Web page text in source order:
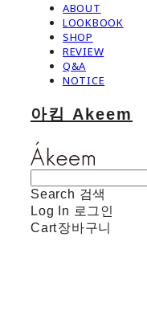
ABOUT
LOOKBOOK
SHOP
REVIEW
Q&A
NOTICE
아킴 Akeem
Search 검색
Log In 로그인
Cart장바구니